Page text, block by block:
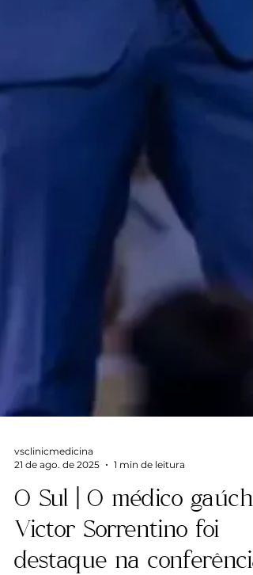
21 de ago. de 2025
1 min de leitura
O Sul | O médico gaúcho
Victor Sorrentino foi